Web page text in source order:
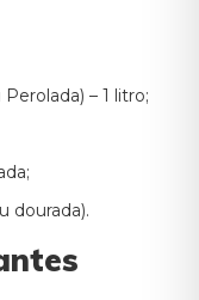
– 1 litro;
dourada).